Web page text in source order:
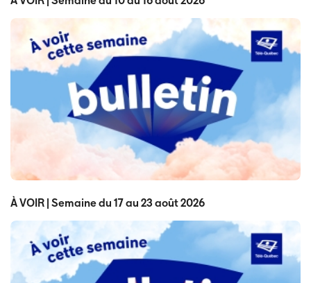
À VOIR | Semaine du 17 au 23 août 2026